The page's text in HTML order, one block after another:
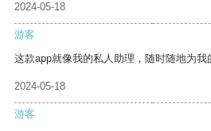
2024-05-18
游客
这款app就像我的私人助理，随时随地为我
2024-05-18
游客